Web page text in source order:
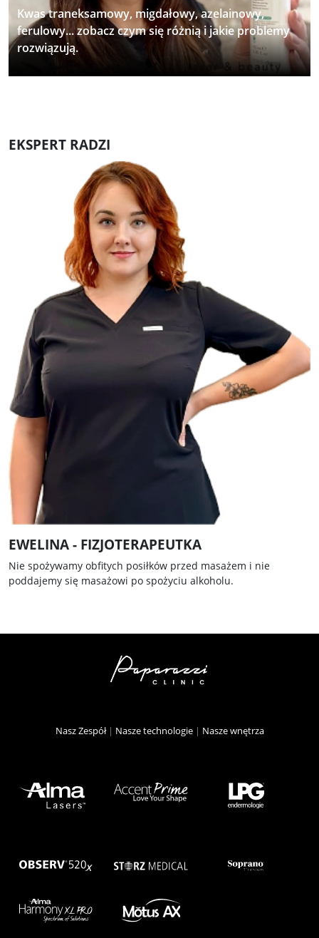
Kwas traneksamowy, migdałowy, azelainowy,
ferulowy... zobacz czym się różnią i jakie problemy
rozwiązują.
EKSPERT RADZI
EWELINA - FIZJOTERAPEUTKA
Nie spożywamy obfitych posiłków przed masażem i nie
poddajemy się masażowi po spożyciu alkoholu.
Nasz Zespół| Nasze technologie| Nasze wnętrza